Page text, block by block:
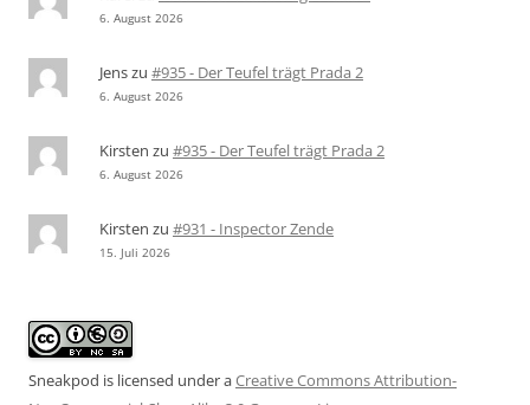
6. August 2026
Jenszu #935 - Der Teufel trägt Prada 2
6. August 2026
Kirsten zu #935 - Der Teufel trägt Prada 2
6. August 2026
Kirsten zu #931 - Inspector Zende
15. Juli 2026
Sneakpod is licensed under aCreative Commons Attribution-